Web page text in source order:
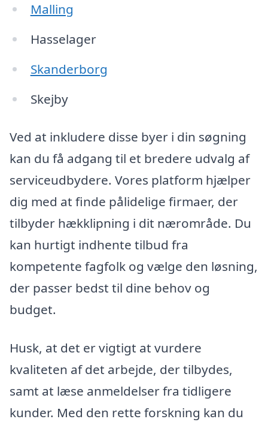
Malling
Hasselager
Skanderborg
Skejby
Ved at inkludere disse byer i din søgning
kan du få adgang til et bredere udvalg af
serviceudbydere. Vores platform hjælper
dig med at finde pålidelige firmaer, der
tilbyder hækklipning i dit nærområde. Du
kan hurtigt indhente tilbud fra
kompetente fagfolk og vælge den løsning,
der passer bedst til dine behov og
budget.
Husk, at det er vigtigt at vurdere
kvaliteten af det arbejde, der tilbydes,
samt at læse anmeldelser fra tidligere
kunder. Med den rette forskning kan du